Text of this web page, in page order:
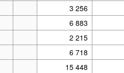
3 256
6 883
2 215
6 718
15 448